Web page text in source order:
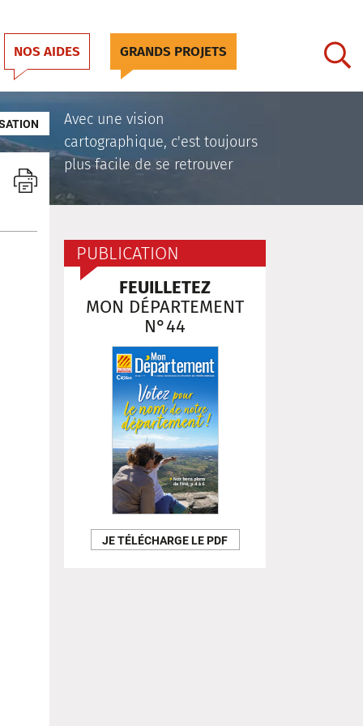
NOS AIDES GRANDS PROJETS
Avec une vision
cartographique, c'est toujours
plus facile de se retrouver
PUBLICATION
FEUILLETEZ
MON DÉPARTEMENT
N°44
JE TÉLÉCHARGE LE PDF